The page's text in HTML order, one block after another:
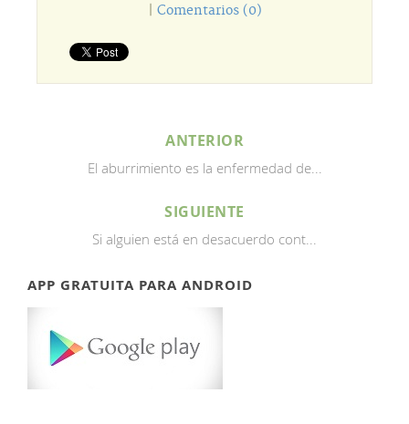
Comentarios (0)
ANTERIOR
El aburrimiento es la enfermedad de...
SIGUIENTE
Si alguien está en desacuerdo cont...
APP GRATUITA PARA ANDROID